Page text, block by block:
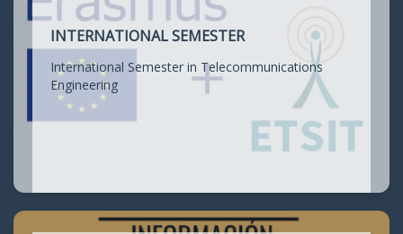
INTERNATIONAL SEMESTER
International Semester in Telecommunications
Engineering